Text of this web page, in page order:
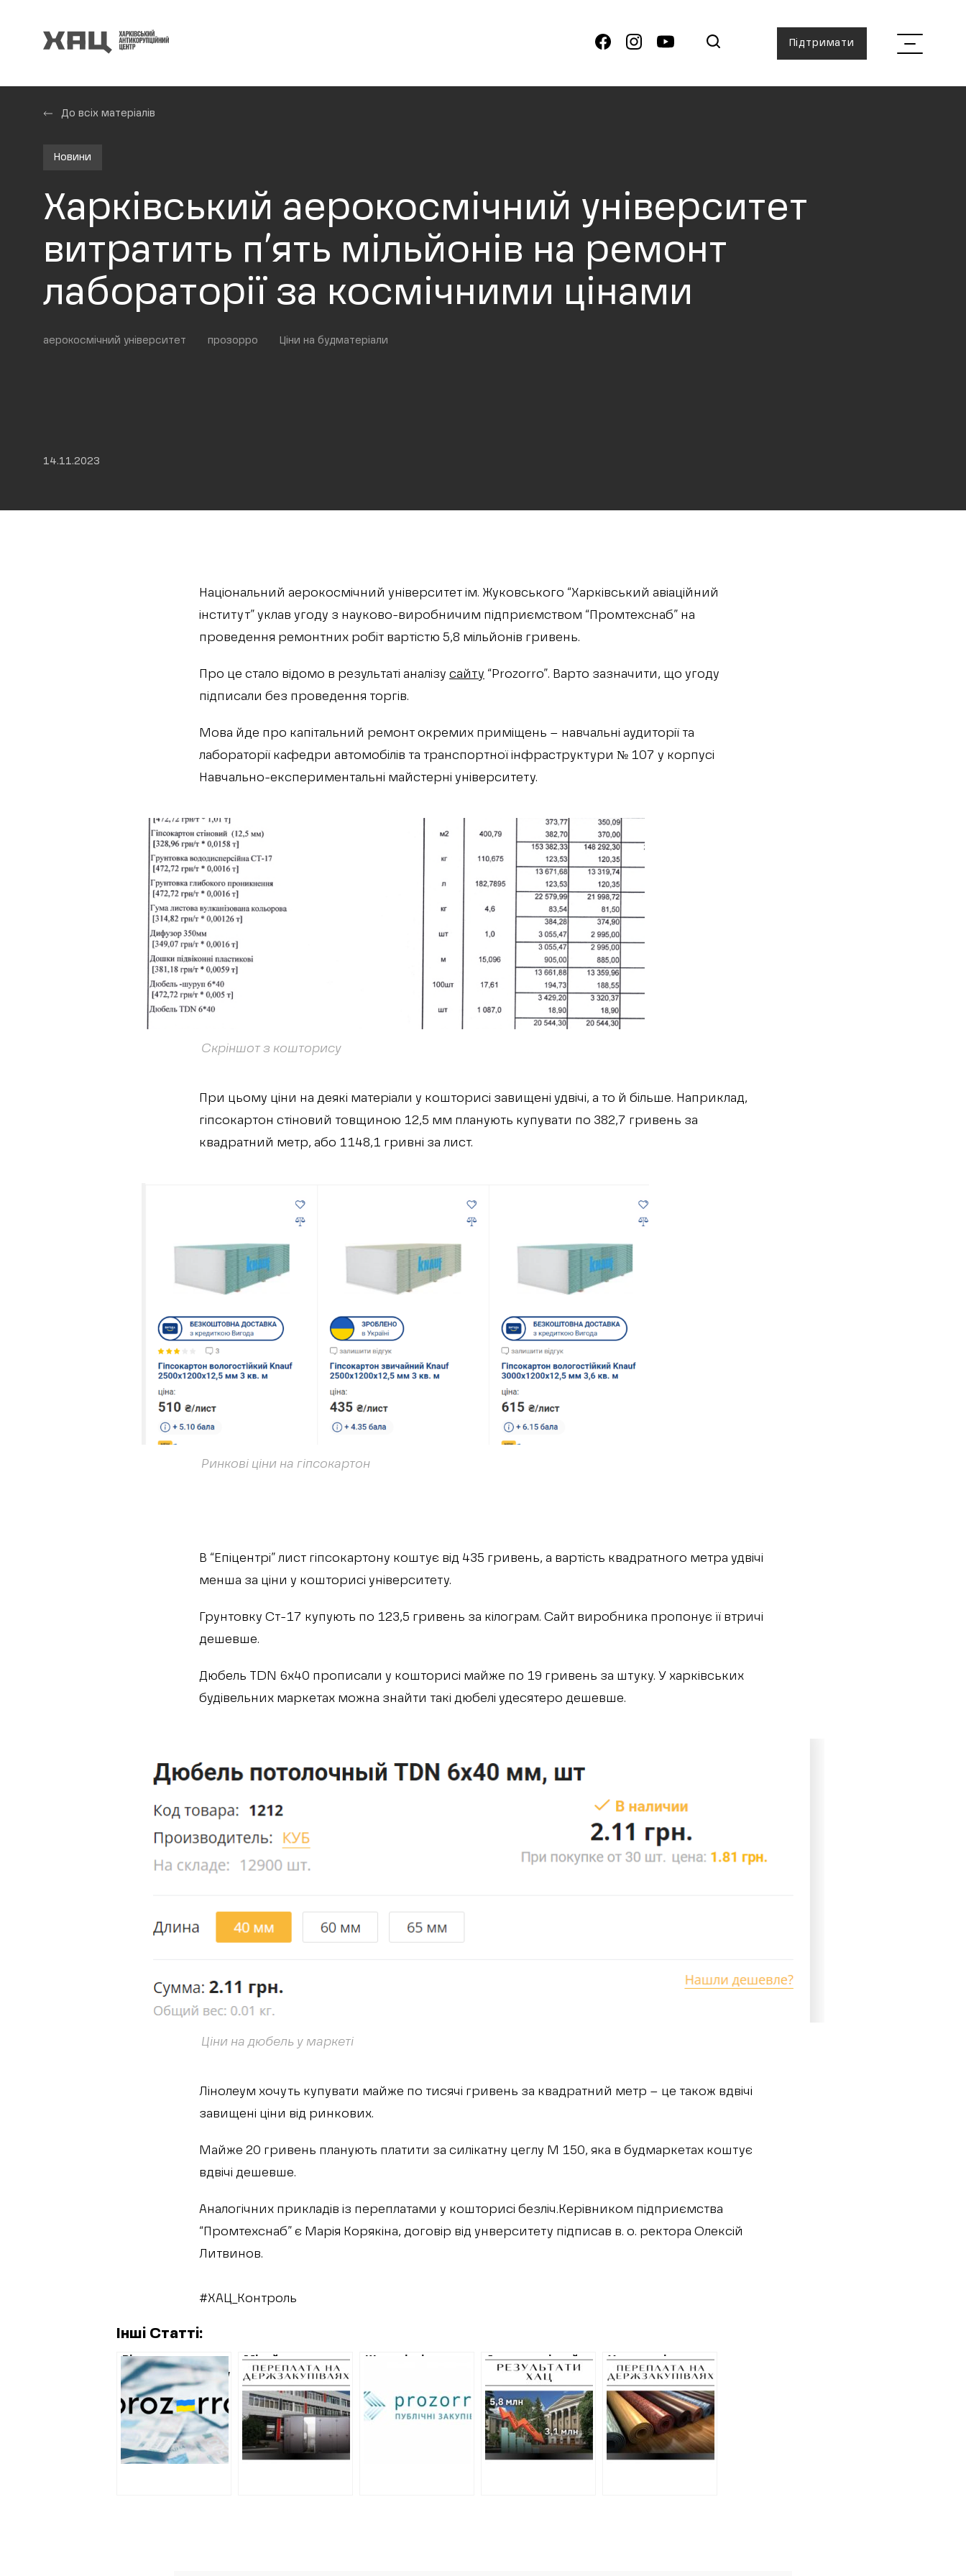
Підтримати
До всіх матеріалів
Новини
Харківський аерокосмічний університет
витратить п’ять мільйонів на ремонт
лабораторії за космічними цінами
аерокосмічний університет прозорро Ціни на будматеріали
14.11.2023
Національний аерокосмічний університет ім. Жуковського “Харківський авіаційний
інститут” уклав угоду з науково-виробничим підприємством “Промтехснаб” на
проведення ремонтних робіт вартістю 5,8 мільйонів гривень.
Про це стало відомо в результаті аналізу сайту “Prozorro”. Варто зазначити, що угоду
підписали без проведення торгів.
Мова йде про капітальний ремонт окремих приміщень – навчальні аудиторії та
лабораторії кафедри автомобілів та транспортної інфраструктури № 107 у корпусі
Навчально-експериментальні майстерні університету.
Скріншот з кошторису
При цьому ціни на деякі матеріали у кошторисі завищені удвічі, а то й більше. Наприклад,
гіпсокартон стіновий товщиною 12,5 мм планують купувати по 382,7 гривень за
квадратний метр, або 1148,1 гривні за лист.
Ринкові ціни на гіпсокартон
В “Епіцентрі” лист гіпсокартону коштує від 435 гривень, а вартість квадратного метра удвічі
менша за ціни у кошторисі університету.
Грунтовку Ст-17 купують по 123,5 гривень за кілограм. Сайт виробника пропонує її втричі
дешевше.
Дюбель TDN 6х40 прописали у кошторисі майже по 19 гривень за штуку. У харківських
будівельних маркетах можна знайти такі дюбелі удесятеро дешевше.
Ціни на дюбель у маркеті
Лінолеум хочуть купувати майже по тисячі гривень за квадратний метр – це також вдвічі
завищені ціни від ринкових.
Майже 20 гривень планують платити за силікатну цеглу М 150, яка в будмаркетах коштує
вдвічі дешевше.
Аналогічних прикладів із переплатами у кошторисі безліч.Керівником підприємства
“Промтехснаб” є Марія Корякіна, договір від унверситету підписав в. о. ректора Олексій
Литвинов.
#ХАЦ_Контроль
Інші Статті:
Відновлення
Харківщини: угоду
на ремонт школи
у Золочеві
підписали по
завищеним цінам
на будматеріали
Мільйон гривень
за шкільний
туалет: у
Цибульник знову
завищили
кошторис
Швидкісні
документи заднім
числом та
переплати: як на
Аерокосмічний
університет
зменшив
кошторис на два
мільйони гривень
після публікації
ХАЦ
У громаді на
Харківщині
відремонтують
укриття з
коштовним
лінолеумом